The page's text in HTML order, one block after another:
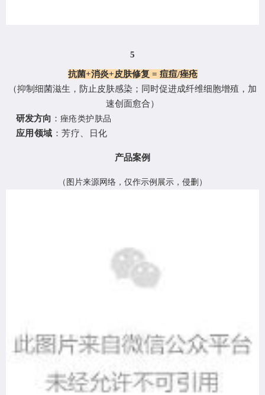
5
抗菌+消炎+皮肤修复 = 痘痘/痤疮
（抑制细菌滋生，防止皮肤感染；同时促进成纤维细胞增殖，加
速创面愈合）
研发方向 ： 痤疮类护肤品
应用领域 ：芳疗、日化
产品案例
（ 图片来源网络，仅作示例展示，侵删 ）